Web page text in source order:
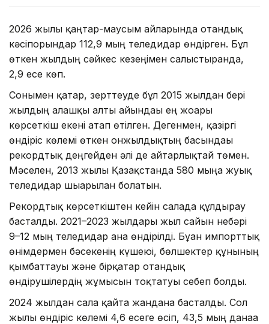
2026 жылы қаңтар-маусым айларында отандық
кәсіпорындар 112,9 мың теледидар өндірген. Бұл
өткен жылдың сәйкес кезеңімен салыстырғанда,
2,9 есе көп.
Сонымен қатар, зерттеуде бұл 2015 жылдан бері
жылдың алғашқы алты айындағы ең жоғары
көрсеткіш екені атап өтілген. Дегенмен, қазіргі
өндіріс көлемі өткен онжылдықтың басындағы
рекордтық деңгейден әлі де айтарлықтай төмен.
Мәселен, 2013 жылы Қазақстанда 580 мыңға жуық
теледидар шығарылған болатын.
Рекордтық көрсеткіштен кейін салада құлдырау
басталды. 2021–2023 жылдары жыл сайын небәрі
9–12 мың теледидар ғана өндірілді. Бұған импорттық
өнімдермен бәсекенің күшеюі, бөлшектер құнының
қымбаттауы және бірқатар отандық
өндірушілердің жұмысын тоқтатуы себеп болды.
2024 жылдан сала қайта жандана басталды. Сол
жылы өндіріс көлемі 4,6 есеге өсіп, 43,5 мың данаға